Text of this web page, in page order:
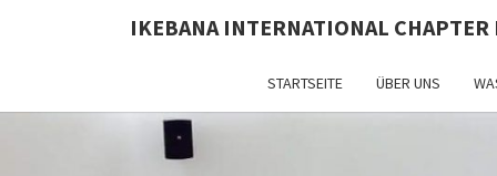
IKEBANA INTERNATIONAL
STARTSEITE ÜBER UNS